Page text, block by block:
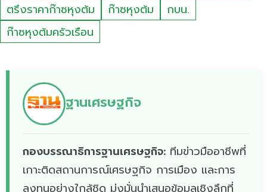
ตรึงราคาก๊าซหุงต้ม
ก๊าซหุงต้ม
กบน.
ก๊าซหุงต้มครัวเรือน
ฐานเศรษฐกิจ
กองบรรณาธิการฐานเศรษฐกิจ: ทีมข่าวมืออาชีพที่
เกาะติดสถานการณ์เศรษฐกิจ การเมือง และการ
ลงทุนอย่างใกล้ชิด มุ่งมั่นนำเสนอข้อมูลเชิงลึกที่